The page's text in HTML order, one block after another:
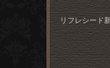
リフレシード